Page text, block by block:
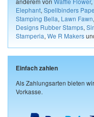
Elephant, Spellbinders
Stamping Bella, Lawn Fawn,
Designs Rubber Stamps,
Stamperia, We R Makers
Einfach zahlen
Als Zahlungsarten bieten
Vorkasse.